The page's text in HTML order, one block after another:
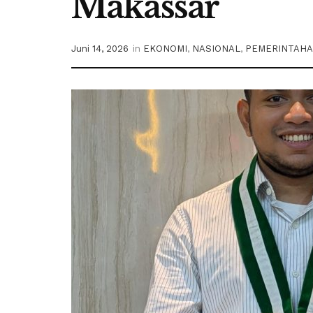
Juni 14, 2026 in EKONOMI, NASIONAL,